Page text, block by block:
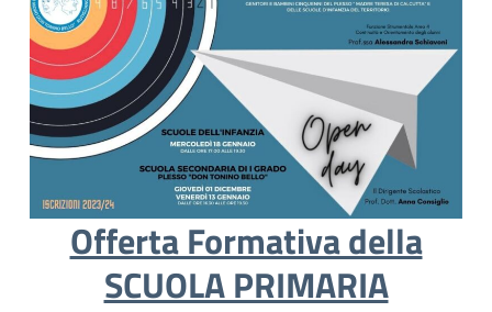
Offerta Formativa della
SCUOLA PRIMARIA